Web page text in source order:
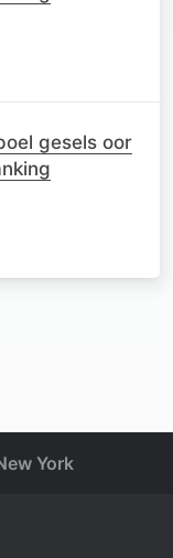
gesels oor
York